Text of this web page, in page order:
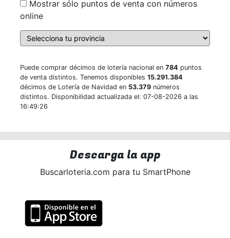
Mostrar sólo puntos de venta con números
online
Puede comprar décimos de lotería nacional en 784 puntos
de venta distintos. Tenemos disponibles 15.291.384
décimos de Lotería de Navidad en 53.379 números
distintos. Disponibilidad actualizada el: 07-08-2026 a las
16:49:26
Descarga la app
Buscarloteria.com para tu SmartPhone